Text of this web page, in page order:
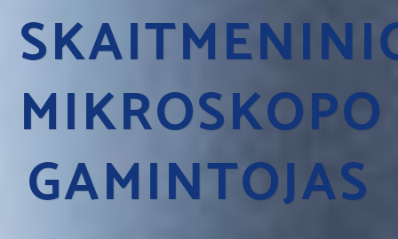
MIKROSKOPO
GAMINTOJAS